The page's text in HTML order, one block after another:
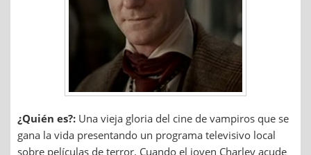
¿Quién es?: Una vieja gloria del cine de vampiros que se
gana la vida presentando un programa televisivo local
sobre películas de terror. Cuando el joven Charley acude